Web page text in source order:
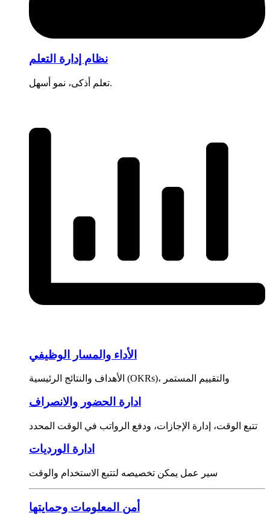
نظام إدارة التعلم
تعلم أذكى، نمو أسهل.
الأداء والمسار الوظيفي
الأهداف والنتائج الرئيسية (OKRs)، والتقييم المستمر
ادارة الحضور والانصراف
تتبع الوقت، إدارة الإجازات، ودفع الرواتب في الوقت المحدد
ادارة الورديات
سير عمل يمكن تخصيصه لتتبع الاستخدام والوقت
أمن المعلومات وحمايتها